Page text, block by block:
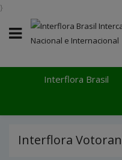
Interflora Brasil
Interflora
}